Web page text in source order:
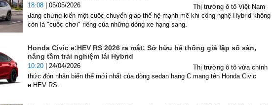
18:08 | 05/05/2026
Thị trường ô tô Việt Nam
đang chứng kiến một cuộc chuyển giao thế hệ mạnh mẽ khi công nghệ Hybrid không
còn là "cuộc chơi" riêng của những dòng xe hạng sang.
Honda Civic e:HEV RS 2026 ra mắt: Sở hữu hệ thống giả lập số sàn,
nâng tầm trải nghiệm lái Hybrid
10:20 | 24/04/2026
Thị trường ô tô vừa chính
thức đón nhận biến thể mới nhất của dòng sedan hạng C mang tên Honda Civic
e:HEV RS.